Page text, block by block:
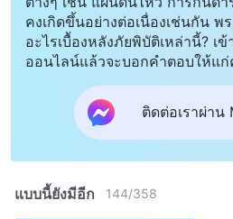
คงเกิดขึ้นอย่างต่อเนื่องเช่นกัน พ
อะไรเบื้องหลังภัยพิบัติเหล่านี้? เ
ออนไลน์แล้วจะบอกคำตอบให้แ
ติดต่อเราผ่าน
แบบนี้ยังมีอีก 144/358